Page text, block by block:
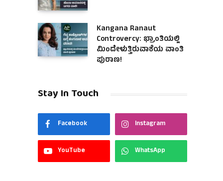
Kangana Ranaut
Controvercy: ಭ್ರಾಂತಿಯಲ್ಲಿ
ಮಿಂದೇಳುತ್ತಿರುವಾಕೆಯ ವಾಂತಿ
ಪುರಾಣ!
Stay In Touch
Facebook Instagram
YouTube WhatsApp